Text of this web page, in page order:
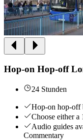
Hop-on Hop-off
24 Stunden
Hop-on hop-off
Choose either
Audio guides
Commentary